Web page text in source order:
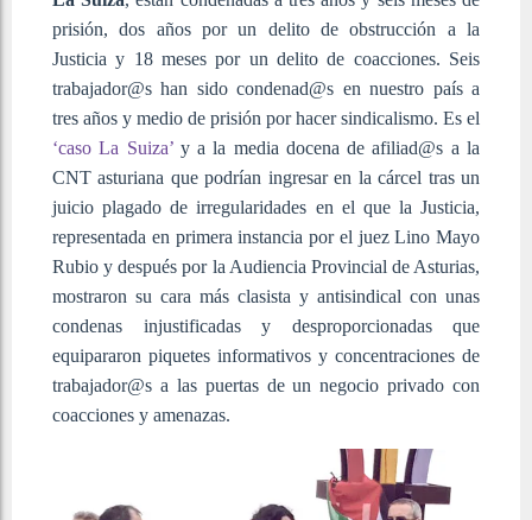
prisión, dos años por un delito de obstrucción a la
Justicia y 18 meses por un delito de coacciones. Seis
trabajador@s han sido condenad@s en nuestro país a
tres años y medio de prisión por hacer sindicalismo. Es el
‘caso La Suiza’y a la media docena de afiliad@s a la
CNT asturiana que podrían ingresar en la cárcel tras un
juicio plagado de irregularidades en el que la Justicia,
representada en primera instancia por el juez Lino Mayo
Rubio y después por la Audiencia Provincial de Asturias,
mostraron su cara más clasista y antisindical con unas
condenas injustificadas y desproporcionadas que
equipararon piquetes informativos y concentraciones de
trabajador@s a las puertas de un negocio privado con
coacciones y amenazas.